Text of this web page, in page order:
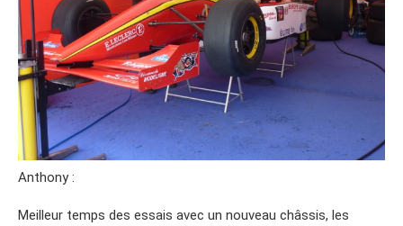
Anthony :
Meilleur temps des essais avec un nouveau châssis, les